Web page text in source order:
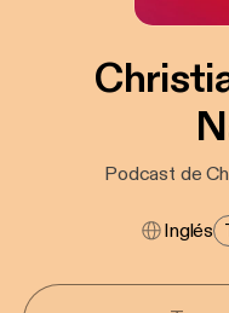
Podcast de
Inglés